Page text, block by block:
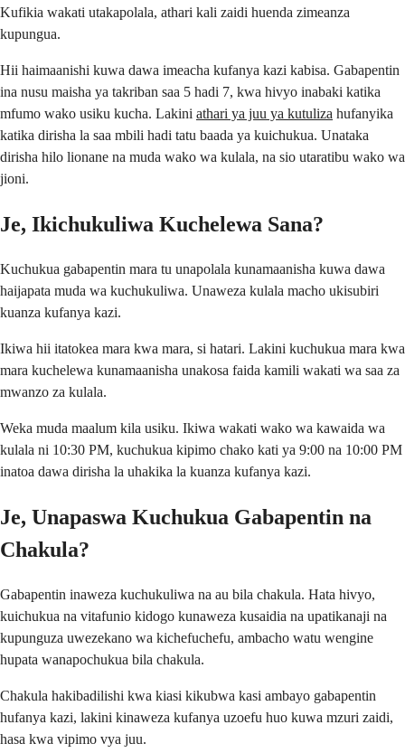
Kufikia wakati utakapolala, athari kali zaidi huenda zimeanza
kupungua.
Hii haimaanishi kuwa dawa imeacha kufanya kazi kabisa. Gabapentin
ina nusu maisha ya takriban saa 5 hadi 7, kwa hivyo inabaki katika
mfumo wako usiku kucha. Lakini athari ya juu ya kutuliza hufanyika
katika dirisha la saa mbili hadi tatu baada ya kuichukua. Unataka
dirisha hilo lionane na muda wako wa kulala, na sio utaratibu wako wa
jioni.
Je, Ikichukuliwa Kuchelewa Sana?
Kuchukua gabapentin mara tu unapolala kunamaanisha kuwa dawa
haijapata muda wa kuchukuliwa. Unaweza kulala macho ukisubiri
kuanza kufanya kazi.
Ikiwa hii itatokea mara kwa mara, si hatari. Lakini kuchukua mara kwa
mara kuchelewa kunamaanisha unakosa faida kamili wakati wa saa za
mwanzo za kulala.
Weka muda maalum kila usiku. Ikiwa wakati wako wa kawaida wa
kulala ni 10:30 PM, kuchukua kipimo chako kati ya 9:00 na 10:00 PM
inatoa dawa dirisha la uhakika la kuanza kufanya kazi.
Je, Unapaswa Kuchukua Gabapentin na
Chakula?
Gabapentin inaweza kuchukuliwa na au bila chakula. Hata hivyo,
kuichukua na vitafunio kidogo kunaweza kusaidia na upatikanaji na
kupunguza uwezekano wa kichefuchefu, ambacho watu wengine
hupata wanapochukua bila chakula.
Chakula hakibadilishi kwa kiasi kikubwa kasi ambayo gabapentin
hufanya kazi, lakini kinaweza kufanya uzoefu huo kuwa mzuri zaidi,
hasa kwa vipimo vya juu.